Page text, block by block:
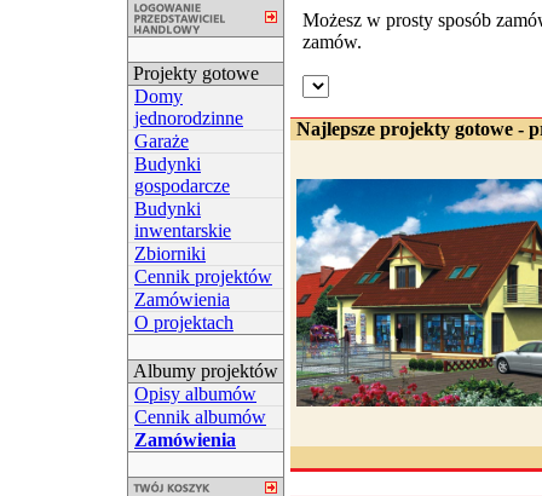
Projekty gotowe
Domy
jednorodzinne
Garaże
Budynki
gospodarcze
Budynki
inwentarskie
Zbiorniki
Cennik projektów
Zamówienia
O projektach
Albumy projektów
Opisy albumów
Cennik albumów
Zamówienia
Możesz w prosty sposób
zamów.
Najlepsze projekty gotowe -